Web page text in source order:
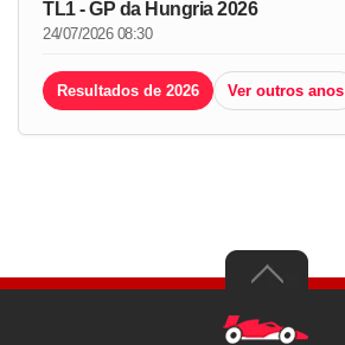
TL1 - GP da Hungria 2026
24/07/2026 08:30
Resultados de 2026 Ver outros anos